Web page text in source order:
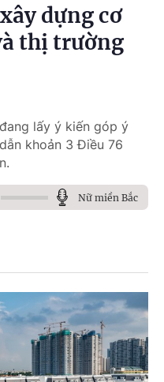
dựng cơ
thị trường
lấy ý kiến góp ý
khoản 3 Điều 76
Nữ miền Bắc